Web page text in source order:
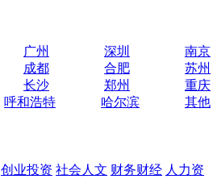
广州 深圳
南京
成都 合肥
苏州
长沙 郑州
重庆
呼和浩特 哈尔滨
其他
创业投资 社会人文 财务财经 人力资